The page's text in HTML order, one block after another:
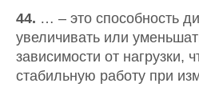
44. … – это способность
увеличивать или
зависимости от нагрузки,
стабильную работу при